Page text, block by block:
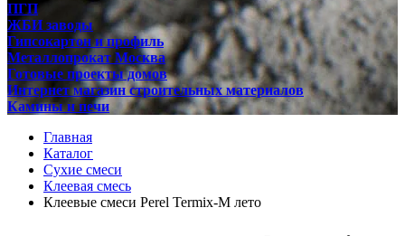
ПГП
ЖБИ заводы
Гипсокартон и профиль
Металлопрокат Москва
Готовые проекты домов
Интернет магазин строительных материалов
Камины и печи
Главная
Каталог
Сухие смеси
Клеевая смесь
Клеевые смеси Perel Termix-M лето